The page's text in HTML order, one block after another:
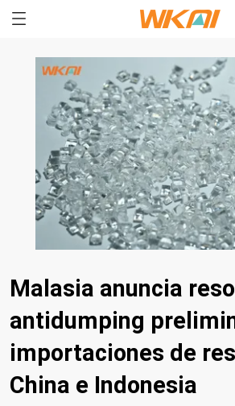
Malasia anuncia
antidumping
importaciones de
China e Indonesia